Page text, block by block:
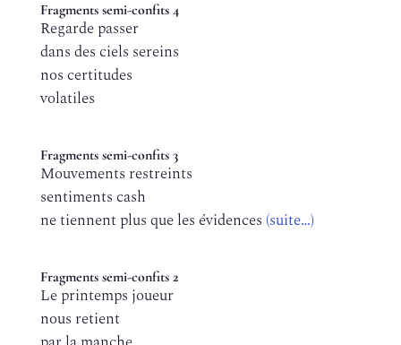
Fragments semi-confits 4
Regarde passer
dans des ciels sereins
nos certitudes
volatiles
Fragments semi-confits 3
Mouvements restreints
sentiments cash
ne tiennent plus que les évidences (suite…)
Fragments semi-confits 2
Le printemps joueur
nous retient